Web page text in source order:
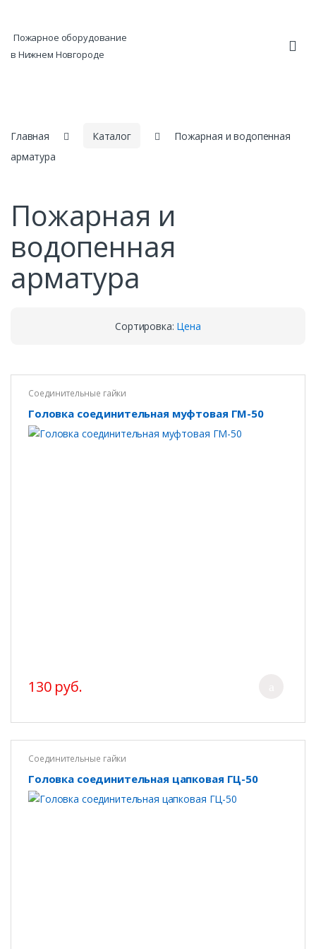
Пожарное оборудование
в Нижнем Новгороде
Главная Каталог
Пожарная и водопенная
арматура
Пожарная и
водопенная
арматура
Сортировка: Цена
Соединительные гайки
Головка соединительная муфтовая ГМ-50
130 руб.
Соединительные гайки
Головка соединительная цапковая ГЦ-50